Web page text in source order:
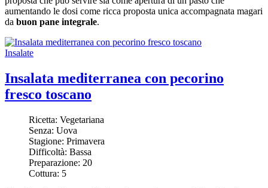
aumentando le dosi come ricca proposta unica accompagnata magari
da buon pane integrale.
Insalate
Insalata mediterranea con pecorino
fresco toscano
Ricetta: Vegetariana
Senza: Uova
Stagione: Primavera
Difficoltà: Bassa
Preparazione: 20
Cottura: 5